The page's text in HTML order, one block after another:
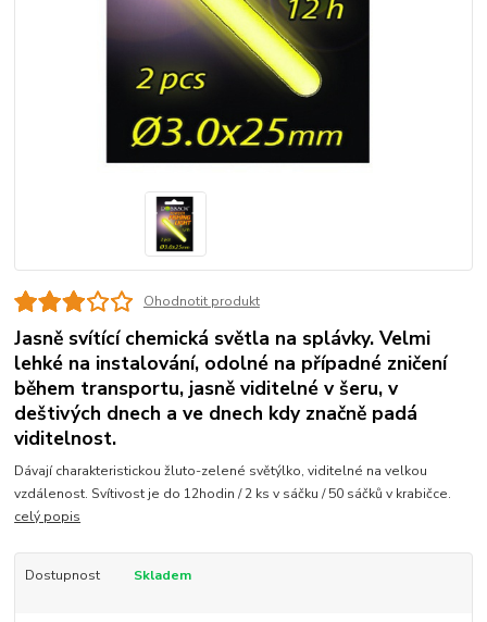
Ohodnotit produkt
Jasně svítící chemická světla na splávky. Velmi
lehké na instalování, odolné na případné zničení
během transportu, jasně viditelné v šeru, v
deštivých dnech a ve dnech kdy značně padá
viditelnost.
Dávají charakteristickou žluto-zelené světýlko, viditelné na velkou
vzdálenost. Svítivost je do 12hodin / 2 ks v sáčku / 50 sáčků v krabičce.
celý popis
Dostupnost Skladem